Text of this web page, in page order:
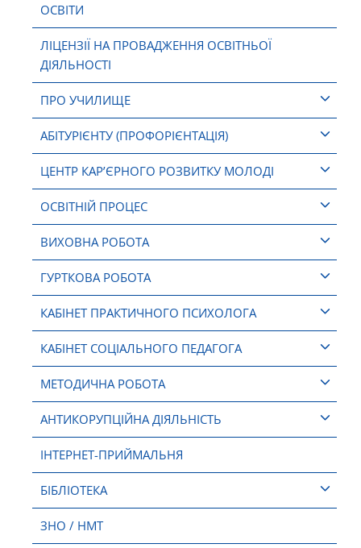
ОСВІТИ
ЛІЦЕНЗІЇ НА ПРОВАДЖЕННЯ ОСВІТНЬОЇ
ДІЯЛЬНОСТІ
ПРО УЧИЛИЩЕ
АБІТУРІЄНТУ (ПРОФОРІЄНТАЦІЯ)
ЦЕНТР КАР’ЄРНОГО РОЗВИТКУ МОЛОДІ
ОСВІТНІЙ ПРОЦЕС
ВИХОВНА РОБОТА
ГУРТКОВА РОБОТА
КАБІНЕТ ПРАКТИЧНОГО ПСИХОЛОГА
КАБІНЕТ СОЦІАЛЬНОГО ПЕДАГОГА
МЕТОДИЧНА РОБОТА
АНТИКОРУПЦІЙНА ДІЯЛЬНІСТЬ
ІНТЕРНЕТ-ПРИЙМАЛЬНЯ
БІБЛІОТЕКА
ЗНО / НМТ